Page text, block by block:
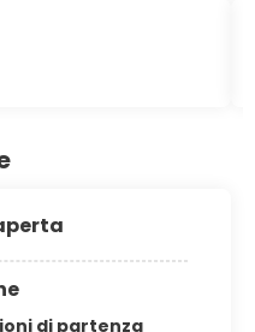
di partenza